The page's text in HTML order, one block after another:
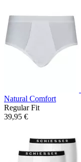
Natural Comfort
Regular Fit
39,95 €